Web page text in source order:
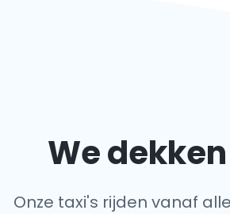
We
Onze taxi's rijden vanaf